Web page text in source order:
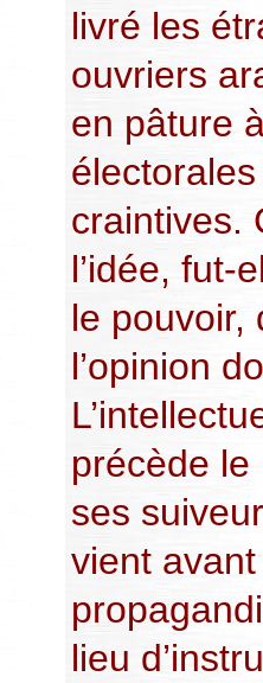
livré les
ouvriers
en pâture
craintives.
l’idée, fut-
le pouvoir,
l’opinion
précède
ses
vient avant
lieu